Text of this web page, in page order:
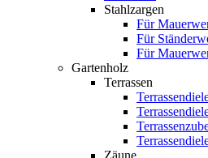
Stahlzargen
Für
Für
Für
Gartenholz
Terrassen
Zäune